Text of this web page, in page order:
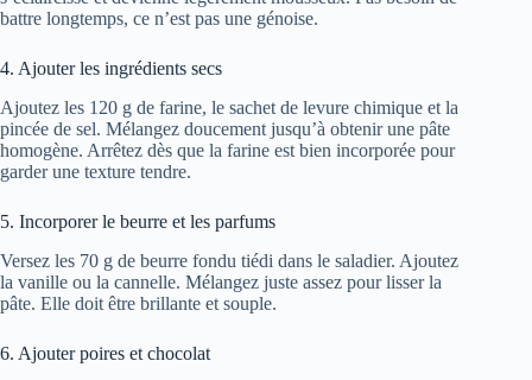
battre longtemps, ce n’est pas une génoise.
4. Ajouter les ingrédients secs
Ajoutez les 120 g de farine, le sachet de levure chimique et la
pincée de sel. Mélangez doucement jusqu’à obtenir une pâte
homogène. Arrêtez dès que la farine est bien incorporée pour
garder une texture tendre.
5. Incorporer le beurre et les parfums
Versez les 70 g de beurre fondu tiédi dans le saladier. Ajoutez
la vanille ou la cannelle. Mélangez juste assez pour lisser la
pâte. Elle doit être brillante et souple.
6. Ajouter poires et chocolat